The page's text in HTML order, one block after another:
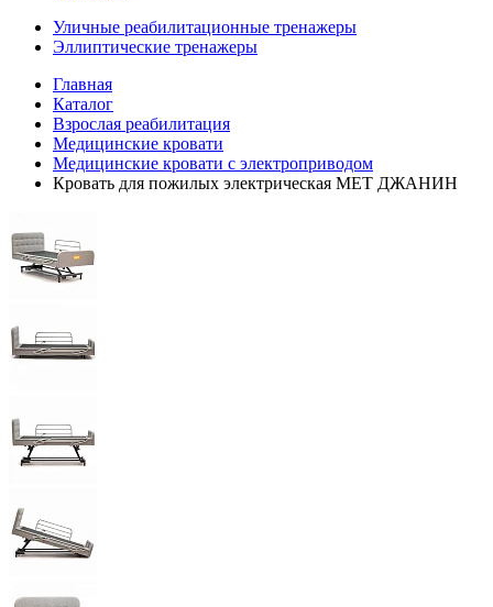
Уличные реабилитационные тренажеры
Эллиптические тренажеры
Главная
Каталог
Взрослая реабилитация
Медицинские кровати
Медицинские кровати с электроприводом
Кровать для пожилых электрическая MET ДЖАНИН